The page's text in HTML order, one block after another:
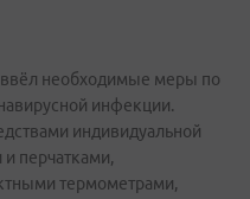
необходимые меры по
инфекции.
индивидуальной
перчатками,
термометрами,